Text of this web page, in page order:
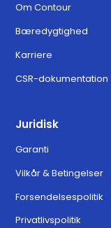
Om Contour
Bæredygtighed
Karriere
CSR-dokumentation
Juridisk
Garanti
Vilkår & Betingelser
Forsendelsespolitik
Privatlivspolitik